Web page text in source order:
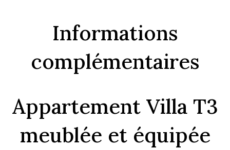
Informations
complémentaires
Appartement Villa T3
meublée et équipée